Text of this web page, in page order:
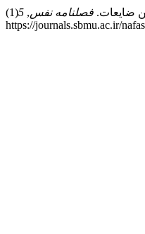
فصلنامه نفس,
5
(1). Retrieved از
https://journals.sbmu.ac.ir/